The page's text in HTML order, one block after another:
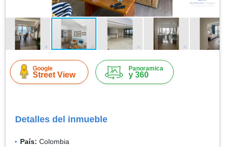
Google
Street View
Panoramica
y 360
Detalles del inmueble
País: Colombia